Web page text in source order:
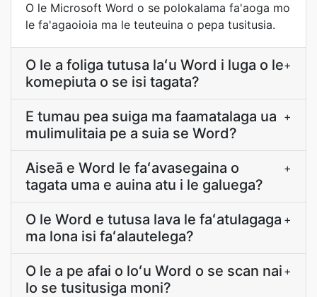
O le Microsoft Word o se polokalama fa'aoga mo
le fa'agaoioia ma le teuteuina o pepa tusitusia.
O le a foliga tutusa laʻu Word i luga o le
komepiuta o se isi tagata?
+
E tumau pea suiga ma faamatalaga ua
mulimulitaia pe a suia se Word?
+
Aiseā e Word le faʻavasegaina o
tagata uma e auina atu i le galuega?
+
O le Word e tutusa lava le faʻatulagaga
ma lona isi faʻalautelega?
+
O le a pe afai o loʻu Word o se scan nai
lo se tusitusiga moni?
+